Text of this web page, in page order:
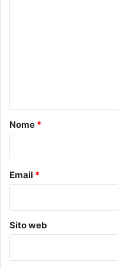
o
Nome *
Email *
Sito web